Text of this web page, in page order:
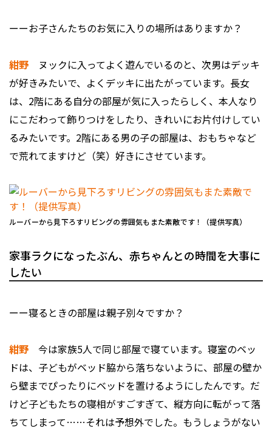
ーーお子さんたちのお気に入りの場所はありますか？
紺野 ヌックに入ってよく遊んでいるのと、次男はデッキ
が好きみたいで、よくデッキに出たがっています。長女
は、2階にある自分の部屋が気に入ったらしく、本人なり
にこだわって飾りつけをしたり、きれいにお片付けしてい
るみたいです。2階にある男の子の部屋は、おもちゃなど
で荒れてますけど（笑）好きにさせています。
ルーバーから見下ろすリビングの雰囲気もまた素敵です！（提供写真）
家事ラクになったぶん、赤ちゃんとの時間を大事に
したい
ーー寝るときの部屋は親子別々ですか？
紺野 今は家族5人で同じ部屋で寝ています。寝室のベッ
ドは、子どもがベッド脇から落ちないように、部屋の壁か
ら壁までぴったりにベッドを置けるようにしたんです。だ
けど子どもたちの寝相がすごすぎて、縦方向に転がって落
ちてしまって……それは予想外でした。もうしょうがない